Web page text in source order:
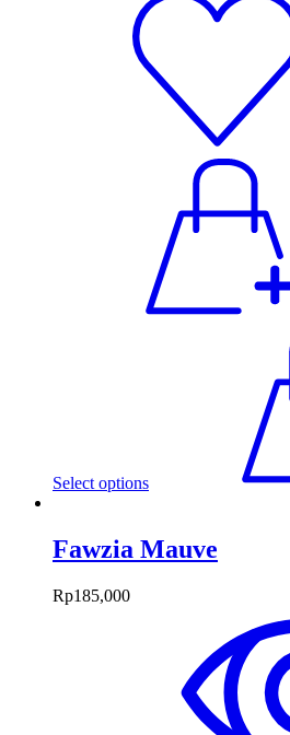
Select options
Fawzia Mauve
Rp185,000